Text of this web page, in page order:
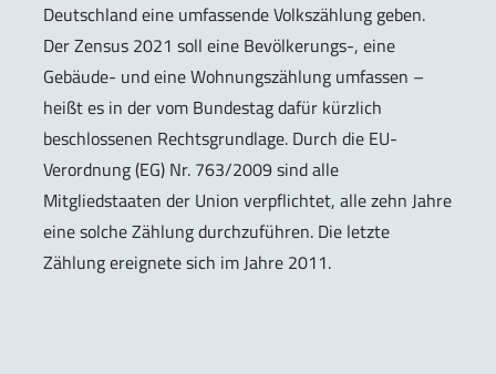
Deutschland eine umfassende Volkszählung geben.
Der Zensus 2021 soll eine Bevölkerungs-, eine
Gebäude- und eine Wohnungszählung umfassen –
heißt es in der vom Bundestag dafür kürzlich
beschlossenen Rechtsgrundlage. Durch die EU-
Verordnung (EG) Nr. 763/2009 sind alle
Mitgliedstaaten der Union verpflichtet, alle zehn Jahre
eine solche Zählung durchzuführen. Die letzte
Zählung ereignete sich im Jahre 2011.